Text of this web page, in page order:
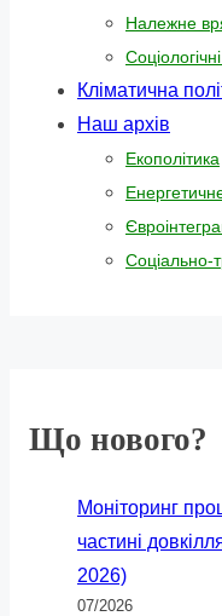
Належне
Кліматична
Наш архів
Екополітика
Соціально-
Що нового?
Моніторинг
частині
2026)
07/2026